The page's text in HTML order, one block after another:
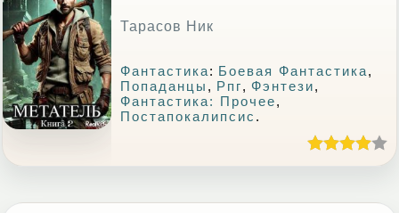
Тарасов Ник
Фантастика: Боевая Фантастика,
Попаданцы , Рпг, Фэнтези,
Фантастика: Прочее,
Постапокалипсис .